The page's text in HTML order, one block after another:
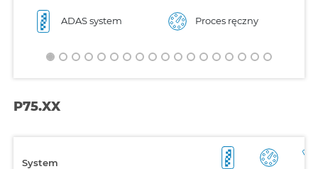
ADAS system Proces ręczny
P75.XX
System